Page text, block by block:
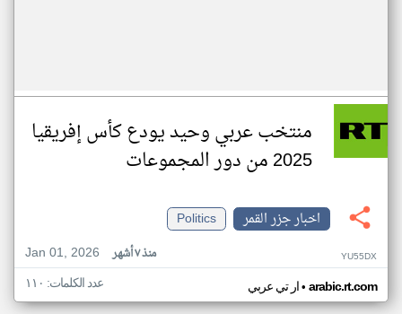
منتخب عربي وحيد يودع كأس إفريقيا
2025 من دور المجموعات
اخبار جزر القمر
Politics
Jan 01, 2026
منذ ٧ أشهر YU55DX
ار تي عربي• arabic.rt.com عدد الكلمات: ١١٠